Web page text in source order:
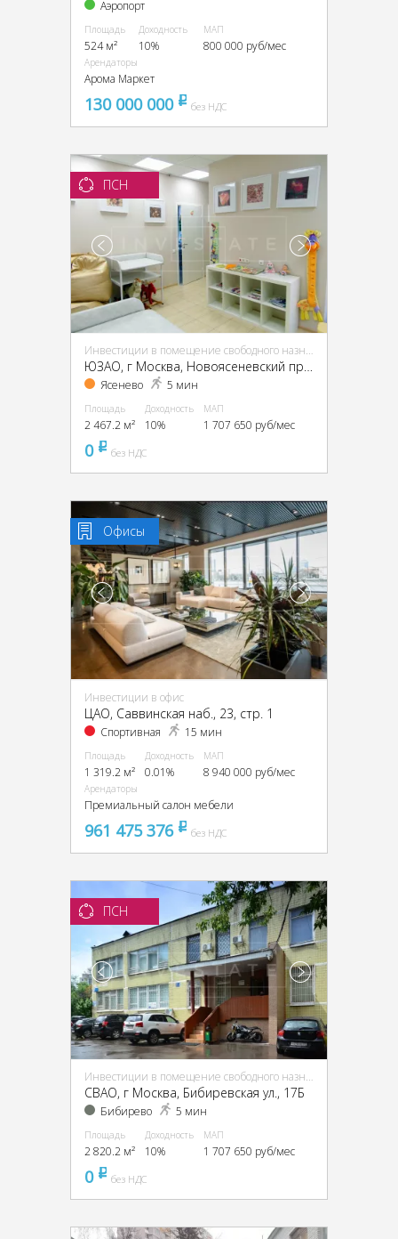
Аэропорт
Площадь
524 м²
Доходность
10%
МАП
800 000 руб/мес
Арендаторы
Арома Маркет
130 000 000 pуббез НДС
ПСН
Инвестиции в помещение свободного назначения (ПСН)
ЮЗАО, г Москва, Новоясеневский пр-т, 13, кор. 2
Ясенево 5 мин
Площадь
2 467.2 м²
Доходность
10%
МАП
1 707 650 руб/мес
0 pуббез НДС
Офисы
Инвестиции в офис
ЦАО, Саввинская наб., 23, стр. 1
Спортивная 15 мин
Площадь
1 319.2 м²
Доходность
0.01%
МАП
8 940 000 руб/мес
Арендаторы
Премиальный салон мебели
961 475 376 pуббез НДС
ПСН
Инвестиции в помещение свободного назначения (ПСН)
CВАО, г Москва, Бибиревская ул., 17Б
Бибирево 5 мин
Площадь
2 820.2 м²
Доходность
10%
МАП
1 707 650 руб/мес
0 pуббез НДС